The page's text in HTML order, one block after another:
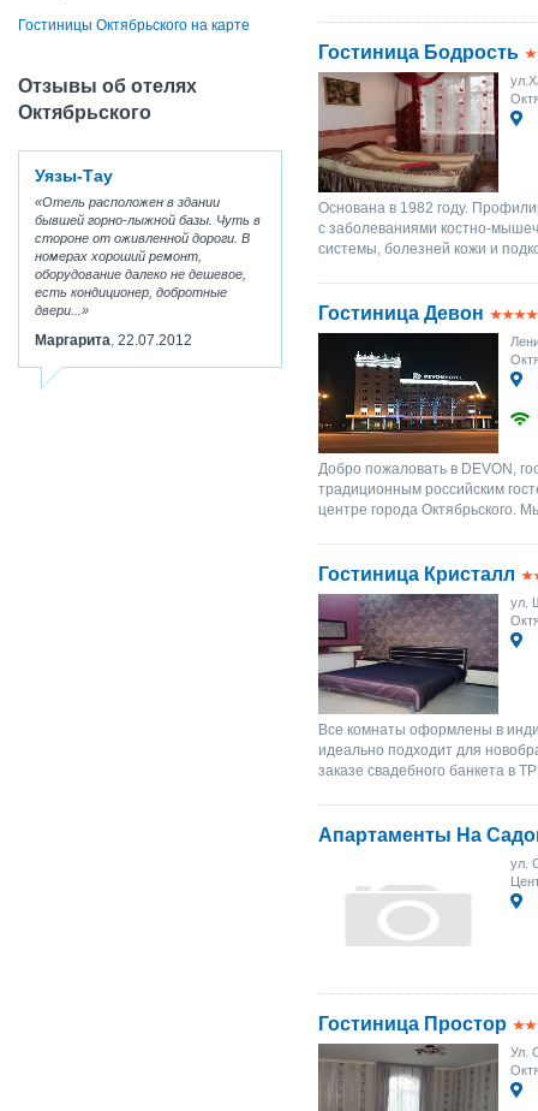
Гостиницы Октябрьского на карте
Отзывы об отелях
Октябрьского
Уязы-Тау
Отель расположен в здании
бывшей горно-лыжной базы. Чуть в
стороне от оживленной дороги. В
номерах хороший ремонт,
оборудование далеко не дешевое,
есть кондиционер, добротные
двери...
Маргарита 22.07.2012
Гостиница Бодрость
Основана в 1982 году.
с заболеваниями костно-
системы, болезней кожи и
Гостиница Девон
Добро пожаловать в DEVON,
традиционным российским
центре города Октябрьского.
Гостиница Кристалл
ул.
Все комнаты оформлены в
идеально подходит для
заказе свадебного банкета в
Апартаменты На
ул.
Гостиница Простор
Ул.